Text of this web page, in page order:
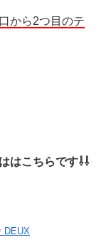
から2つ目のテ
はこちらです⇩⇩
DEUX